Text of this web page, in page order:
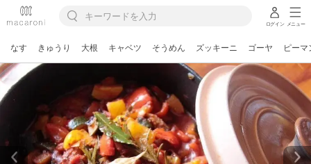
ログイン メニュー
なす きゅうり 大根 キャベツ そうめん ズッキーニ ゴーヤ ピーマ